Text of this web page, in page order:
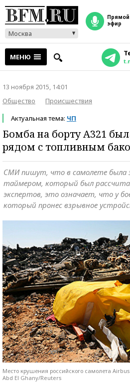
Москва
прямой
эфир
МЕНЮ
13 ноября 2015, 14:01
Общество
Происшествия
Актуальная тема: ЧП
Бомба на борту А321
рядом с топливным
СМИ пишут, что в самолете была
таймером, который был
экспертов, это означает, что у
который пронес взрывное
Место крушения российского самолета
Abd El Ghany/Reuters